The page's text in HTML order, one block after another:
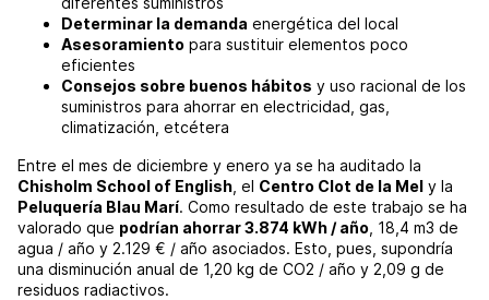
Determinar la demanda energética del local
Asesoramiento para sustituir elementos poco
eficientes
Consejos sobre buenos hábitos y uso racional de los
suministros para ahorrar en electricidad, gas,
climatización, etcétera
Entre el mes de diciembre y enero ya se ha auditado la
Chisholm School of English , el Centro Clot de la Mel y la
Peluquería Blau Marí. Como resultado de este trabajo se ha
valorado que podrían ahorrar 3.874 kWh / año , 18,4 m3 de
agua / año y 2.129 € / año asociados. Esto, pues, supondría
una disminución anual de 1,20 kg de CO2 / año y 2,09 g de
residuos radiactivos.